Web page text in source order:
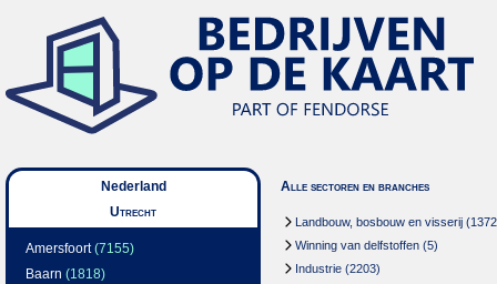
Nederland
Utrecht
Amersfoort(7155)
Baarn (1818)
Alle sectoren en branches
Landbouw, bosbouw en visserij
Winning van delfstoffen (5)
Industrie (2203)